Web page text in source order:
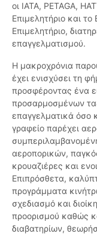
οι IATA, PETAGA,
Επιμελητήριο και
Επιμελητήριο,
επαγγελματισμού.
Η μακροχρόνια
έχει ενισχύσει τη
προσφέροντας ένα
προσαρμοσμένων
επαγγελματικά όσο
γραφείο παρέχει
αεροπορικών,
κρουαζιέρες και
Επιπρόσθετα,
προγράμματα
σχεδιασμό και
προορισμού καθώς
διαβατηρίων,